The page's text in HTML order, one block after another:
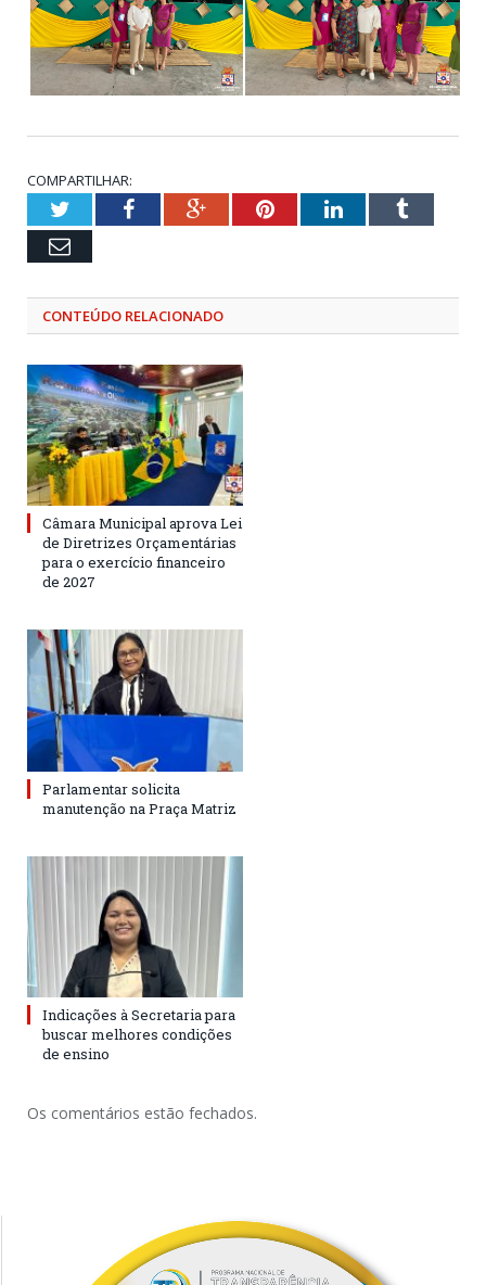
COMPARTILHAR:
TwitterFacebookGoogle+PinterestLinkedInTumblr
Email
CONTEÚDO RELACIONADO
Câmara Municipal aprova Lei
de Diretrizes Orçamentárias
para o exercício financeiro
de 2027
Parlamentar solicita
manutenção na Praça Matriz
Indicações à Secretaria para
buscar melhores condições
de ensino
Os comentários estão fechados.